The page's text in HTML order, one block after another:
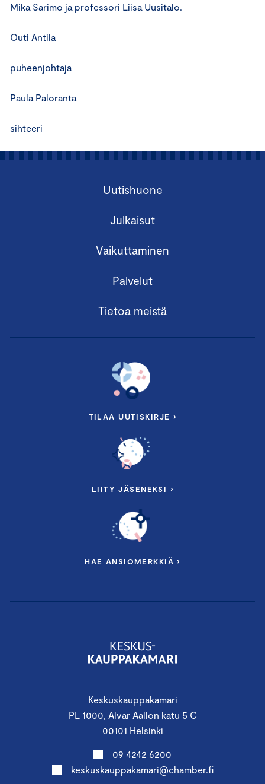
Mika Sarimo ja professori Liisa Uusitalo.
Outi Antila
puheenjohtaja
Paula Paloranta
sihteeri
Keskuskauppakamari
PL 1000, Alvar Aallon katu 5 C
00101 Helsinki
09 4242 6200
keskuskauppakamari@chamber.fi
Uutishuone
Julkaisut
Vaikuttaminen
Palvelut
Tietoa meistä
TILAA UUTISKIRJE ›
LIITY JÄSENEKSI ›
HAE ANSIOMERKKIÄ ›